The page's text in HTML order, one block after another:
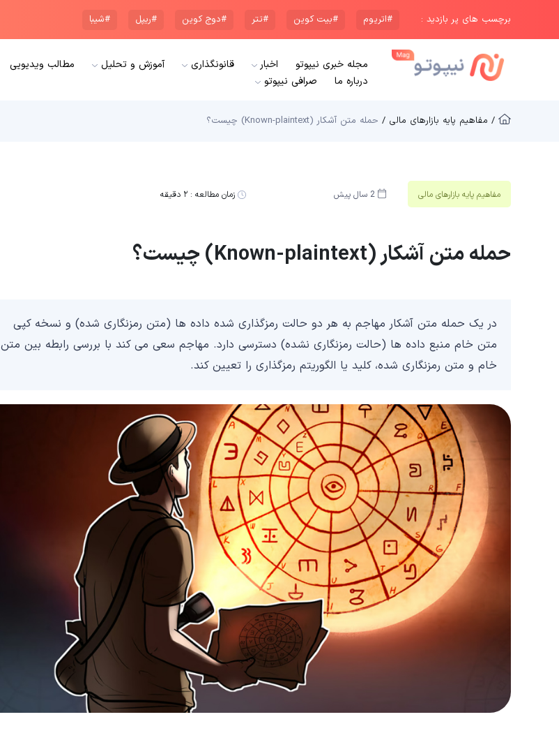
برچسب های پر بازدید : #اتریوم #بیت کوین #تتر #دوج کوین #ریپل #شیبا
مجله خبری نیپوتو اخبار قانونگذاری آموزش و تحلیل
مطالب ویدیویی
درباره ما
صرافی نیپوتو
/ مفاهیم پایه بازار‌های مالی / حمله متن آشکار (Known-plaintext) چیست؟
مفاهیم پایه بازار‌های مالی 2 سال پیش زمان مطالعه :۲ دقیقه
حمله متن آشکار (Known-plaintext) چیست؟
در یک حمله متن آشکار مهاجم به هر دو حالت رمزگذاری شده داده ها (متن رمزنگاری شده) و نسخه کپی
متن خام منبع داده ها (حالت رمزنگاری نشده) دسترسی دارد. مهاجم سعی می کند با بررسی رابطه بین متن
خام و متن رمزنگاری شده، کلید یا الگوریتم رمزگذاری را تعیین کند.